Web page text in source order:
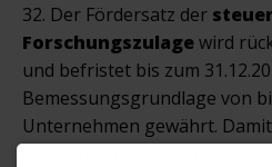
32. Der Fördersatz der
Forschungszulagewird
und befristet bis zum
Bemessungsgrundlage von
Unternehmen gewährt.